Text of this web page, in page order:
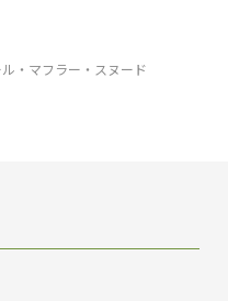
・マフラー・スヌード